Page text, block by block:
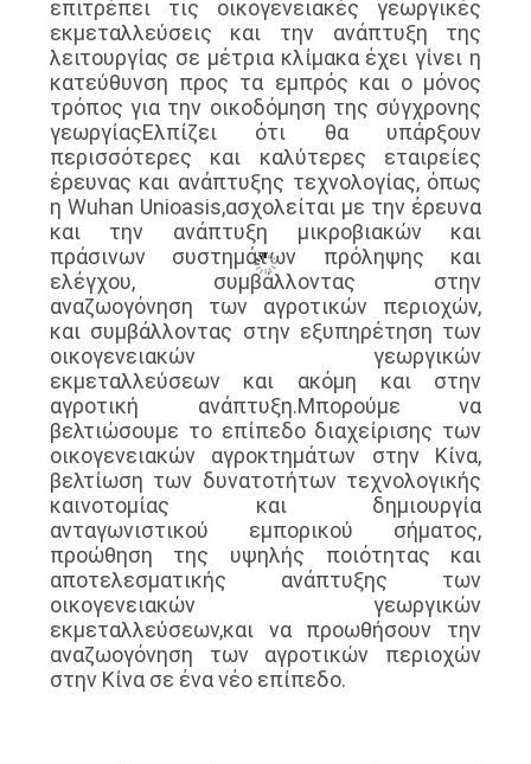
επιτρέπει τις οικογενειακές γεωργικές
εκμεταλλεύσεις και την ανάπτυξη της
λειτουργίας σε μέτρια κλίμακα έχει γίνει η
κατεύθυνση προς τα εμπρός και ο μόνος
τρόπος για την οικοδόμηση της σύγχρονης
γεωργίαςΕλπίζει ότι θα υπάρξουν
περισσότερες και καλύτερες εταιρείες
έρευνας και ανάπτυξης τεχνολογίας, όπως
η Wuhan Unioasis,ασχολείται με την έρευνα
και την ανάπτυξη μικροβιακών και
πράσινων συστημάτων πρόληψης και
ελέγχου, συμβάλλοντας στην
αναζωογόνηση των αγροτικών περιοχών,
και συμβάλλοντας στην εξυπηρέτηση των
οικογενειακών γεωργικών
εκμεταλλεύσεων και ακόμη και στην
αγροτική ανάπτυξη.Μπορούμε να
βελτιώσουμε το επίπεδο διαχείρισης των
οικογενειακών αγροκτημάτων στην Κίνα,
βελτίωση των δυνατοτήτων τεχνολογικής
καινοτομίας και δημιουργία
ανταγωνιστικού εμπορικού σήματος,
προώθηση της υψηλής ποιότητας και
αποτελεσματικής ανάπτυξης των
οικογενειακών γεωργικών
εκμεταλλεύσεων,και να προωθήσουν την
αναζωογόνηση των αγροτικών περιοχών
στην Κίνα σε ένα νέο επίπεδο.